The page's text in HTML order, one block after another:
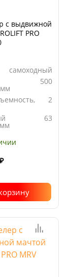
с выдвижной
PRO
самоходный
500
2
63
₽